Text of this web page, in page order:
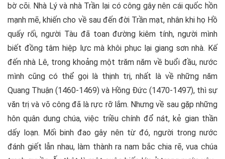
bờ cõi. Nhà Lý và nhà Trần lại có công gây nên cái quốc hồn
mạnh mẽ, khiến cho về sau đến đời Trần mạt, nhân khi họ Hồ
quấy rối, người Tàu đã toan đường kiêm tính, người mình
biết đồng tâm hiệp lực mà khôi phục lại giang sơn nhà. Kế
đến nhà Lê, trong khoảng một trăm năm về buổi đầu, nước
mình cũng có thể gọi là thịnh trị, nhất là về những năm
Quang Thuận (1460-1469) và Hồng Đức (1470-1497), thì sự
văn trị và võ công đã là rực rỡ lắm. Nhưng về sau gặp những
hôn quân dung chúa, việc triều chính đổ nát, kẻ gian thần
dấy loạn. Mối binh đao gây nên từ đó, người trong nước
đánh giết lẫn nhau, làm thành ra nam bắc chia rẽ, vua chúa